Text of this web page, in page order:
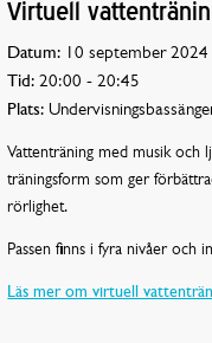
Virtuell
Datum: 10 september 2024
Tid: 20:00 - 20:45
Plats:
Vattenträning med musik och
träningsform som ger
rörlighet.
Passen finns i fyra nivåer och
Läs mer om virtuell